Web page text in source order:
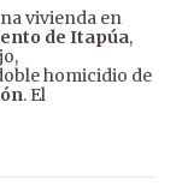
vivienda en
de Itapúa,
homicidio de
. El